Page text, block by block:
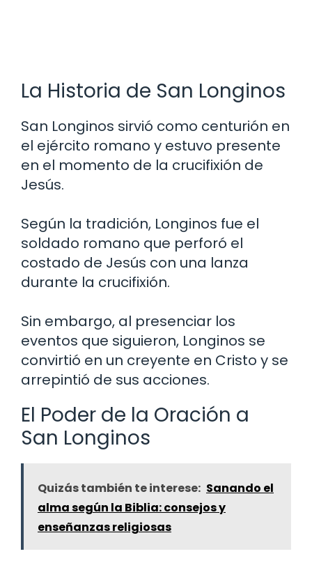
La Historia de San Longinos
San Longinos sirvió como centurión en
el ejército romano y estuvo presente
en el momento de la crucifixión de
Jesús.
Según la tradición, Longinos fue el
soldado romano que perforó el
costado de Jesús con una lanza
durante la crucifixión.
Sin embargo, al presenciar los
eventos que siguieron, Longinos se
convirtió en un creyente en Cristo y se
arrepintió de sus acciones.
El Poder de la Oración a
San Longinos
Quizás también te interese: Sanando el
alma según la Biblia: consejos y
enseñanzas religiosas